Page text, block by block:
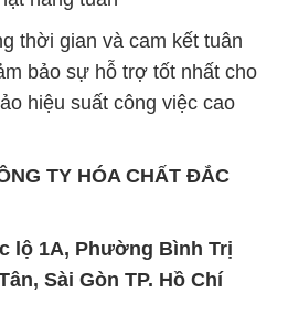
thời gian và cam kết tuân
bảo sự hỗ trợ tốt nhất cho
hiệu suất công việc cao
TY HÓA CHẤT ĐẮC
lộ 1A, Phường Bình Trị
Sài Gòn TP. Hồ Chí